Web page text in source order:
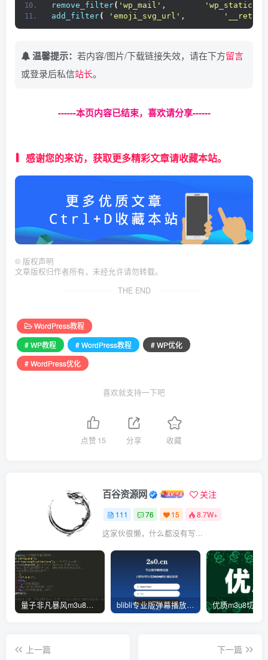
remove_filter( 'wp_mail' ,
add_filter( 'emoji_svg_url' ,
温馨提示： 若内容/图片/下载链接失效，请在下方留言
或登录后私信站长。
------本页内容已结束，喜欢请分享------
感谢您的来访，获取更多精彩文章请收藏本站。
© 版权声明
文章版权归作者所有，未经允许请勿转载。
THE END
WordPress教程
# WP教程
# WordPress教程
# WP优化
# WordPress优化
喜欢就支持一下吧
点赞 15 分享 收藏
百谷资源网 关注
111 76 15 8.7W+
这家伙很懒，什么都没有写...
量子非凡暴风m3u8资源去广告json解析接口源码-此链接停止更新 blibli专业版弹幕播放器开源无加密JSON解析版-后台功能一键管理-开源版
上一篇
下一篇